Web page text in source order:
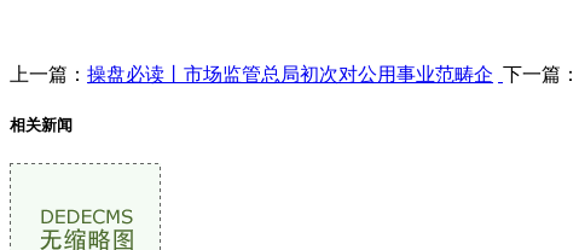
上一篇： 操盘必读丨市场监管总局初次对公用事业范畴企 下一篇：
相关新闻